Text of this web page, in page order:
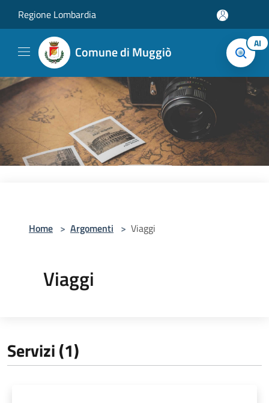
Regione Lombardia
Comune di Muggiò AI
Home > Argomenti > Viaggi
Viaggi
Servizi (1)